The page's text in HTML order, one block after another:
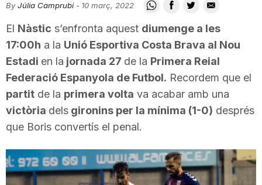
i
u
t
By Júlia Camprubí- 10 març, 2022
El Nàstic s’enfronta aquest diumenge a les
17:00h a la Unió Esportiva Costa Brava al Nou
Estadi en la jornada 27 de la Primera Reial
Federació Espanyola de Futbol. Recordem que el
partit de la primera volta va acabar amb una
victòria dels gironins per la mínima (1-0) després
que Boris convertís el penal.